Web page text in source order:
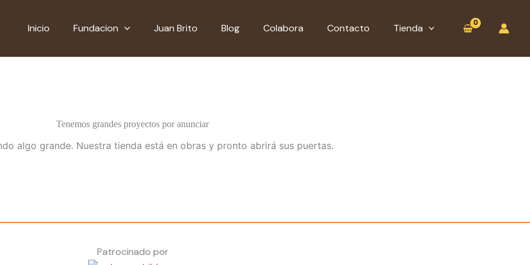
Inicio Fundacion Juan Brito Blog Colabora Contacto Tienda
Tenemos grandes proyectos por anunciar
algo grande. Nuestra tienda está en obras y pronto abrirá sus puertas.
Patrocinado por
Taño